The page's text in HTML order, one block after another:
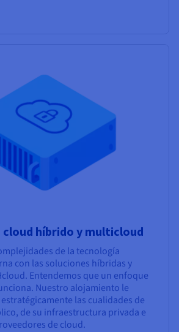
cloud híbrido y multicloud
de la tecnología
con las soluciones híbridas y
Entendemos que un enfoque
Nuestro alojamiento le
las cualidades de
de su infraestructura privada e
de cloud.